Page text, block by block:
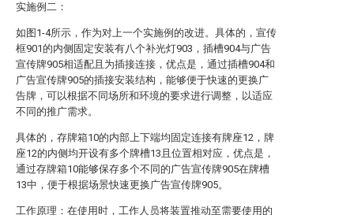
实施例二：
如图1-4所示，作为对上一个实施例的改进。具体的，宣传
框901的内侧固定安装有八个补光灯903，插槽904与广告
宣传牌905相适配且为插接连接，优点是，通过插槽904和
广告宣传牌905的插接安装结构，能够便于快速的更换广
告牌，可以根据不同场所和环境的要求进行调整，以适应
不同的推广需求。
具体的，存牌箱10的内部上下端均固定连接有牌座12，牌
座12的内侧均开设有多个牌槽13且位置相对应，优点是，
通过存牌箱10能够保存多个不同的广告宣传牌905在牌槽
13中，便于根据场景快速更换广告宣传牌905。
工作原理：在使用时，工作人员将装置推动至需要使用的